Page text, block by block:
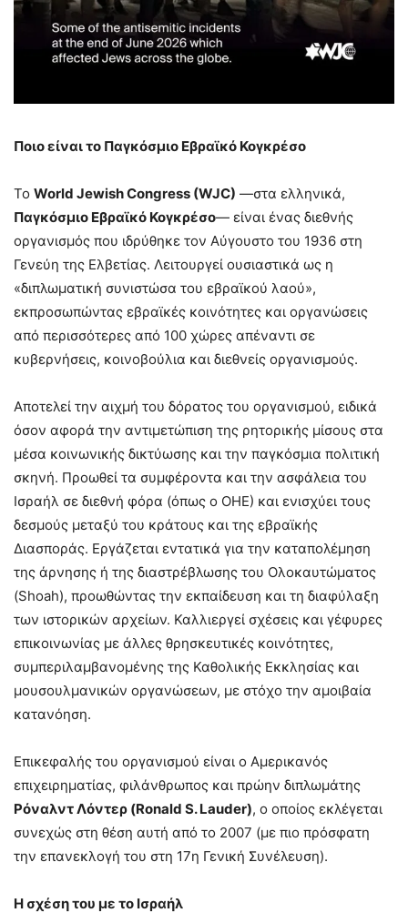
Ποιο είναι το Παγκόσμιο Εβραϊκό Κογκρέσο
Το World Jewish Congress (WJC) —στα ελληνικά,
Παγκόσμιο Εβραϊκό Κογκρέσο— είναι ένας διεθνής
οργανισμός που ιδρύθηκε τον Αύγουστο του 1936 στη
Γενεύη της Ελβετίας. Λειτουργεί ουσιαστικά ως η
«διπλωματική συνιστώσα του εβραϊκού λαού»,
εκπροσωπώντας εβραϊκές κοινότητες και οργανώσεις
από περισσότερες από 100 χώρες απέναντι σε
κυβερνήσεις, κοινοβούλια και διεθνείς οργανισμούς.
Αποτελεί την αιχμή του δόρατος του οργανισμού, ειδικά
όσον αφορά την αντιμετώπιση της ρητορικής μίσους στα
μέσα κοινωνικής δικτύωσης και την παγκόσμια πολιτική
σκηνή. Προωθεί τα συμφέροντα και την ασφάλεια του
Ισραήλ σε διεθνή φόρα (όπως ο ΟΗΕ) και ενισχύει τους
δεσμούς μεταξύ του κράτους και της εβραϊκής
Διασποράς. Εργάζεται εντατικά για την καταπολέμηση
της άρνησης ή της διαστρέβλωσης του Ολοκαυτώματος
(Shoah), προωθώντας την εκπαίδευση και τη διαφύλαξη
των ιστορικών αρχείων. Καλλιεργεί σχέσεις και γέφυρες
επικοινωνίας με άλλες θρησκευτικές κοινότητες,
συμπεριλαμβανομένης της Καθολικής Εκκλησίας και
μουσουλμανικών οργανώσεων, με στόχο την αμοιβαία
κατανόηση.
Επικεφαλής του οργανισμού είναι ο Αμερικανός
επιχειρηματίας, φιλάνθρωπος και πρώην διπλωμάτης
Ρόναλντ Λόντερ (Ronald S. Lauder), ο οποίος εκλέγεται
συνεχώς στη θέση αυτή από το 2007 (με πιο πρόσφατη
την επανεκλογή του στη 17η Γενική Συνέλευση).
Η σχέση του με το Ισραήλ